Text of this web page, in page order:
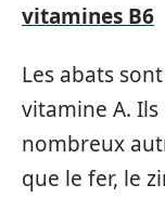
vitamines B6
Les abats
vitamine A.
nombreux
que le fer, le